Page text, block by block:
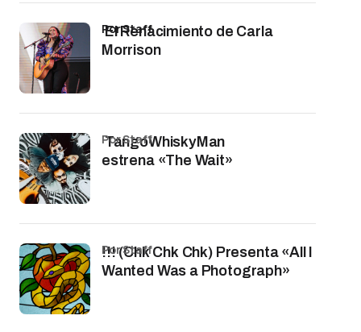
El Renacimiento de Carla
Morrison
por Staff
TangoWhiskyMan
estrena «The Wait»
por Staff
!!! (Chk Chk Chk) Presenta «All I
Wanted Was a Photograph»
por Staff